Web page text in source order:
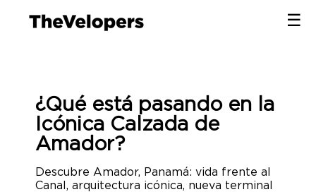
×
☰
¿Qué está pasando en la
Icónica Calzada de
Amador?
Descubre Amador, Panamá: vida frente al
Canal, arquitectura icónica, nueva terminal